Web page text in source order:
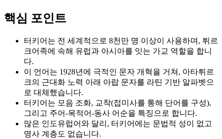
핵심 포인트
터키어는 전 세계적으로 8천만 명 이상이 사용하며, 튀르
크어족에 속해 유럽과 아시아를 잇는 가교 역할을 합니
다.
이 언어는 1928년에 극적인 문자 개혁을 거쳐, 아타튀르
크의 근대화 노력 아래 아랍 문자를 라틴 기반 알파벳으
로 대체했습니다.
터키어는 모음 조화, 교착(접미사를 통해 단어를 구성),
그리고 주어-목적어-동사 어순을 특징으로 합니다.
많은 인도유럽어와 달리, 터키어에는 문법적 성이 없고
명사 계층도 없습니다.